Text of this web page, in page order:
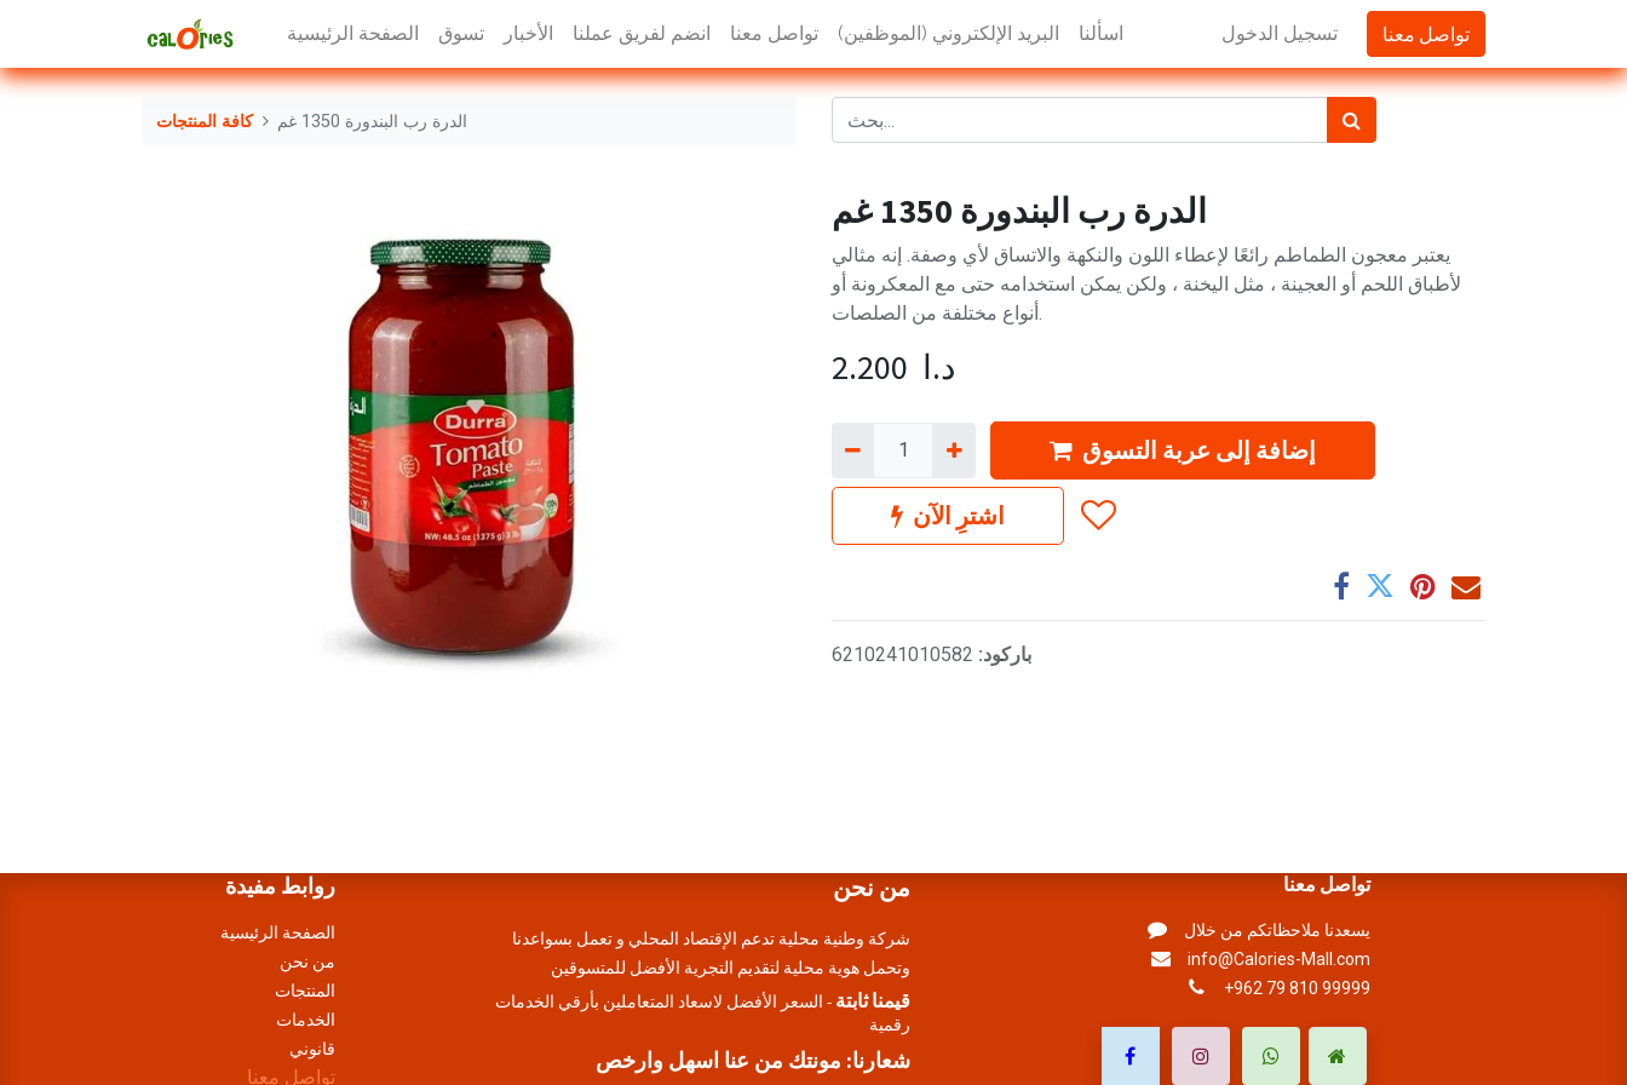
الصفحة الرئيسية تسوق الأخبار انضم لفريق عملنا تواصل معنا البريد الإلكتروني (الموظفين) اسألنا تسجيل الدخول تواصل معنا
كافة المنتجات الدرة رب البندورة 1350 غم
الدرة رب البندورة 1350 غم
يعتبر معجون الطماطم رائعًا لإعطاء اللون والنكهة والاتساق لأي وصفة. إنه مثالي
لأطباق اللحم أو العجينة ، مثل اليخنة ، ولكن يمكن استخدامه حتى مع المعكرونة أو
أنواع مختلفة من الصلصات.
2.200 د.ا
إضافة إلى عربة التسوق
اشترِ الآن
باركود: 6210241010582
روابط مفيدة
الصفحة الرئيسية
من نحن
المنتجات
الخدمات
قانوني
تواصل معنا
من نحن
شركة وطنية محلية تدعم الإقتصاد المحلي و تعمل بسواعدنا
وتحمل هوية محلية لتقديم التجرية الأفضل للمتسوقين
قيمنا ثابتة - السعر الأفضل لاسعاد المتعاملين بأرقي الخدمات
رقمية
شعارنا: مونتك من عنا اسهل وارخص
تواصل معنا
يسعدنا ملاحظاتكم من خلال
info@Calories-Mall.com
+962 79 810 99999